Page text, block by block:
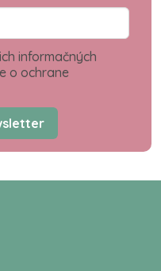
informačných
o ochrane